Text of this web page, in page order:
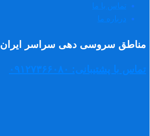
تماس با ما
درباره ما
مناطق سروسی دهی سراسر ایران
تماس با پشتیبانی: ۰۹۱۲۷۳۶۶۰۸۰